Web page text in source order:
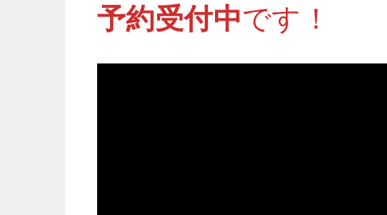
予約受付中です！